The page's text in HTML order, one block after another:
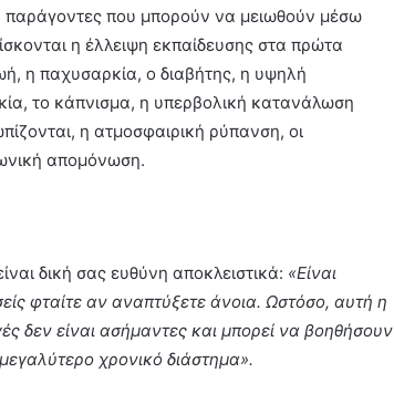
παράγοντες που μπορούν να μειωθούν μέσω
η έλλειψη εκπαίδευσης στα πρώτα
η παχυσαρκία, ο διαβήτης, η υψηλή
το κάπνισμα, η υπερβολική κατανάλωση
η ατμοσφαιρική ρύπανση, οι
απομόνωση.
δική σας ευθύνη αποκλειστικά: «Είναι
φταίτε αν αναπτύξετε άνοια. Ωστόσο, αυτή η
δεν είναι ασήμαντες και μπορεί να βοηθήσουν
χρονικό διάστημα».